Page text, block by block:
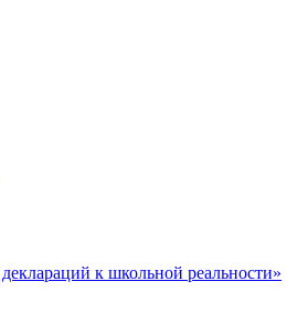
к школьной реальности»